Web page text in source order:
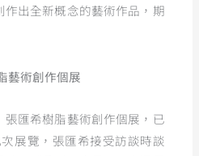
出全新概念的藝術作品，期
藝術創作個展
匯希樹脂藝術創作個展，已
展覽，張匯希接受訪談時談